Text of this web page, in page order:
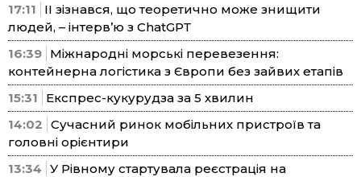
17:11
ІІ зізнався, що теоретично може знищити
людей, – інтерв’ю з ChatGPT
16:39 Міжнародні морські перевезення:
контейнерна логістика з Європи без зайвих етапів
15:31
Експрес-кукурудза за 5 хвилин
14:02 Сучасний ринок мобільних пристроїв та
головні орієнтири
13:34 У Рівному стартувала реєстрація на